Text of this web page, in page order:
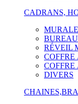
CADRANS,
MURALE
BUREAU
RÉVEIL
COFFRE
COFFRE
DIVERS